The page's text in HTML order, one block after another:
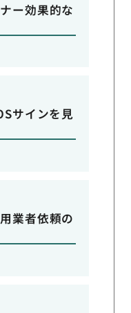
ー効果的な
サインを見
業者依頼の